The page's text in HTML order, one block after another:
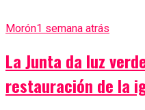
Morón1 semana atrás
La Junta da luz
restauración de la